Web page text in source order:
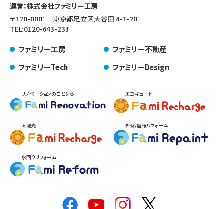
運営：株式会社ファミリー工房
〒120-0001 東京都足立区大谷田 4-1-20
TEL:0120-643-233
ファミリー工房
ファミリー不動産
ファミリーTech
ファミリーDesign
リノベーションのことなら エコキュート
太陽光 外壁/屋根リフォーム
水回りリフォーム